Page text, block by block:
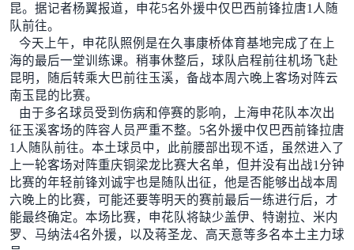
昆。据记者杨翼报道，申花5名外援中仅巴西前锋拉唐1人随
队前往。
今天上午，申花队照例是在久事康桥体育基地完成了在上
海的最后一堂训练课。稍事休整后，球队启程前往机场飞赴
昆明，随后转乘大巴前往玉溪，备战本周六晚上客场对阵云
南玉昆的比赛。
由于多名球员受到伤病和停赛的影响，上海申花队本次出
征玉溪客场的阵容人员严重不整。5名外援中仅巴西前锋拉唐
1人随队前往。本土球员中，此前腰部出现不适，虽然进入了
上一轮客场对阵重庆铜梁龙比赛大名单，但并没有出战1分钟
比赛的年轻前锋刘诚宇也是随队出征，他是否能够出战本周
六晚上的比赛，可能还要等明天的赛前最后一练进行后，才
能最终确定。本场比赛，申花队将缺少盖伊、特谢拉、米内
罗、马纳法4名外援，以及蒋圣龙、高天意等多名本土主力球